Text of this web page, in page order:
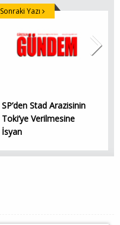
SP’den Stad Arazisinin
Toki’ye Verilmesine
İsyan
Sonraki Yazı